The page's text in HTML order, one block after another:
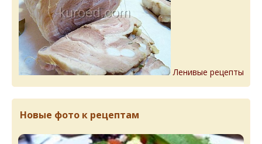
Ленивые рецепты
Новые фото к рецептам